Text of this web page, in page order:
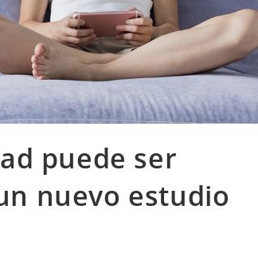
puede ser
nuevo estudio